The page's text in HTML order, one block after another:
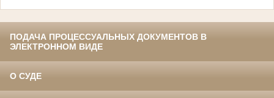
ПОДАЧА ПРОЦЕССУАЛЬНЫХ ДОКУМЕНТОВ В
ЭЛЕКТРОННОМ ВИДЕ
О СУДЕ